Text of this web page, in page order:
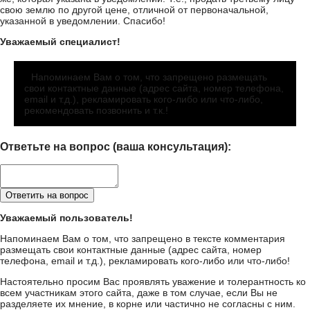
свою землю по другой цене, отличной от первоначальной,
указанной в уведомлении. Спасибо!
Уважаемый специалист!
Напоминаем Вам о том, что запрещено размещать
свои контактные данные (адрес сайта, номер телефона,
email и т.д.), рекламировать кого-либо или что-либо,
рекомендовать позвонить и т.к.!
Ответьте на вопрос (ваша консультация):
Уважаемый пользователь!
Напоминаем Вам о том, что запрещено в тексте комментария
размещать свои контактные данные (адрес сайта, номер
телефона, email и т.д.), рекламировать кого-либо или что-либо!
Настоятельно просим Вас проявлять уважение и толерантность ко
всем участникам этого сайта, даже в том случае, если Вы не
разделяете их мнение, в корне или частично не согласны с ним.